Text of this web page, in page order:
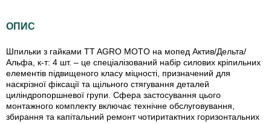
ОПИС
Шпильки з гайками TT AGRO MOTO на мопед Актив/Дельта/
Альфа, к-т: 4 шт. – це спеціалізований набір силових кріпильних
елементів підвищеного класу міцності, призначений для
наскрізної фіксації та щільного стягування деталей
циліндропоршневої групи. Сфера застосування цього
монтажного комплекту включає технічне обслуговування,
збирання та капітальний ремонт чотиритактних горизонтальних